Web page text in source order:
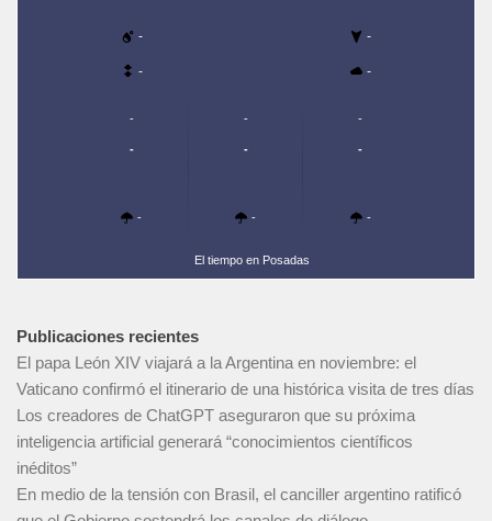
- -
- -
-
-
-
-
-
-
-
-
-
El tiempo en Posadas
Publicaciones recientes
El papa León XIV viajará a la Argentina en noviembre: el
Vaticano confirmó el itinerario de una histórica visita de tres días
Los creadores de ChatGPT aseguraron que su próxima
inteligencia artificial generará “conocimientos científicos
inéditos”
En medio de la tensión con Brasil, el canciller argentino ratificó